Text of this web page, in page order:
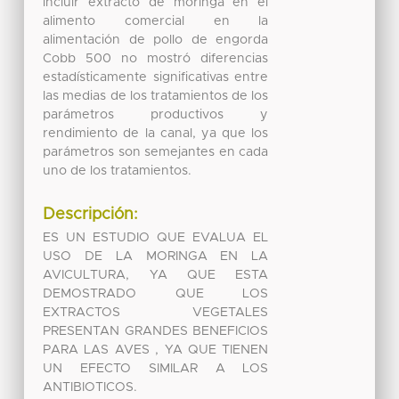
incluir extracto de moringa en el
alimento comercial en la
alimentación de pollo de engorda
Cobb 500 no mostró diferencias
estadísticamente significativas entre
las medias de los tratamientos de los
parámetros productivos y
rendimiento de la canal, ya que los
parámetros son semejantes en cada
uno de los tratamientos.
Descripción:
ES UN ESTUDIO QUE EVALUA EL
USO DE LA MORINGA EN LA
AVICULTURA, YA QUE ESTA
DEMOSTRADO QUE LOS
EXTRACTOS VEGETALES
PRESENTAN GRANDES BENEFICIOS
PARA LAS AVES , YA QUE TIENEN
UN EFECTO SIMILAR A LOS
ANTIBIOTICOS.